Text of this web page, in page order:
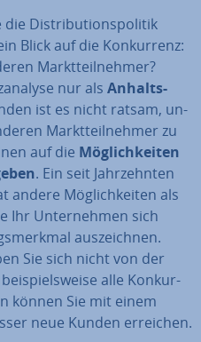
die Dis­tri­bu­ti­ons­po­li­tik
Blick auf die Kon­kur­renz:
Markt­teil­neh­mer?
nur als An­halts­
ist es nicht ratsam, un­
Markt­teil­neh­mer zu
auf die Mög­lich­kei­ten
. Ein seit Jahr­zehn­ten
andere Mög­lich­kei­ten als
Ihr Un­ter­neh­men sich
aus­zeich­nen.
Sie sich nicht von der
alle Kon­kur­
können Sie mit einem
neue Kunden erreichen.